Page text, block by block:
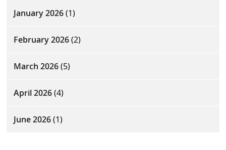
January 2026(1)
February 2026(2)
March 2026(5)
April 2026(4)
June 2026(1)